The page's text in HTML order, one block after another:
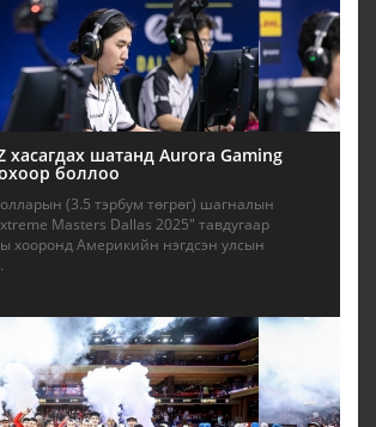
хасагдах шатанд Aurora Gaming
боллоо
(3.5 тэрбум төгрөг) шагналын
Masters Dallas 2025" тавдугаар
хооронд Америкийн нэгдсэн улсын